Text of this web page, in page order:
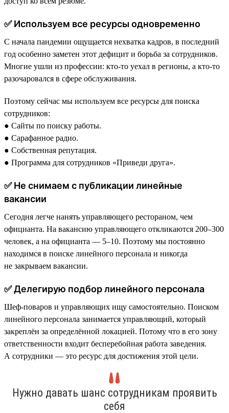
✅ Используем все ресурсы одновременно
С начала пандемии ощущается нехватка кадров, в последний
год особенно заметен этот дефицит и борьба за сотрудников.
Многие ушли из профессии: кто-то уехал в регионы, а кто-то
разочаровался в сфере обслуживания.
Поэтому сейчас мы используем все ресурсы для поиска
сотрудников:
● Сайты по поиску работы.
● Сарафанное радио.
● Собственная репутация.
● Программа для сотрудников «Приведи друга».
✅ Не снимаем с публикации линейные
вакансии
Сегодня легче нанять управляющего рестораном, чем
официанта. На вакансию управляющего откликаются 200–300
человек, а на официанта — 5–10. Поэтому мы постоянно
находимся в поиске линейного персонала и никогда
не закрываем вакансии.
✅ Делегирую подбор линейного персонала
Шеф-поваров и управляющих ищу самостоятельно. Поиском
линейного персонала занимается управляющий, который
закреплён за определённой локацией. Потому что в его зону
ответственности входит бесперебойная работа заведения.
А сотрудники — это ресурс для достижения этой цели.
Нужно давать шанс сотрудникам проявить
себя